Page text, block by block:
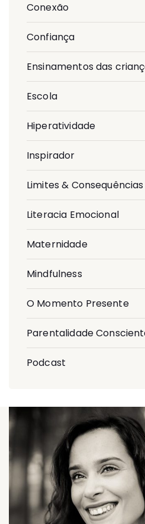
Conexão
Confiança
Ensinamentos das
Escola
Hiperatividade
Inspirador
Limites & Consequências
Literacia Emocional
Maternidade
Mindfulness
O Momento Presente
Parentalidade
Podcast